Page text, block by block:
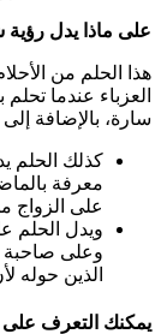
على ماذا يدل رؤية
هذا الحلم من
العزباء عندما
سارة، بالإضافة
كذلك الحلم
معرفة
على الزواج
ويدل الحلم
وعلى صاحبة
الذين حوله
يمكنك التعرف على